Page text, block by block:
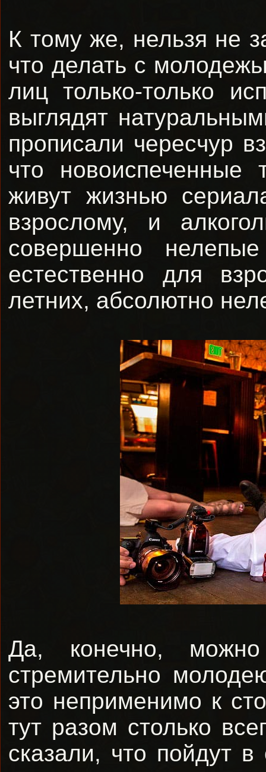
К тому же, нельзя не
что делать с
лиц только-только
выглядят
прописали чересчур
что новоиспеченные
живут жизнью
взрослому, и
совершенно
естественно для
летних, абсолютно
Да, конечно,
стремительно
это неприменимо к
тут разом столько
сказали, что пойдут